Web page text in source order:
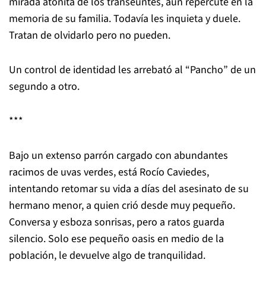
memoria de su familia. Todavía les inquieta y duele.
Tratan de olvidarlo pero no pueden.
Un control de identidad les arrebató al “Pancho” de un
segundo a otro.
***
Bajo un extenso parrón cargado con abundantes
racimos de uvas verdes, está Rocío Caviedes,
intentando retomar su vida a días del asesinato de su
hermano menor, a quien crió desde muy pequeño.
Conversa y esboza sonrisas, pero a ratos guarda
silencio. Solo ese pequeño oasis en medio de la
población, le devuelve algo de tranquilidad.